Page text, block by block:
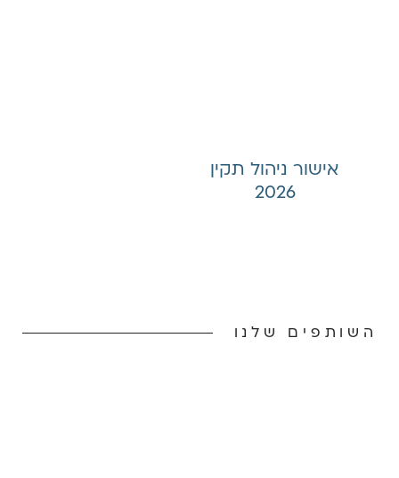
אישור ניהול תקין
2026
השותפים שלנו